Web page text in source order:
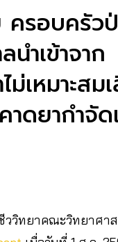
ครอบครัว
ำเข้าจาก
เหมาะสม
ยากำจัด
ววิทยาคณะวิทยาศา